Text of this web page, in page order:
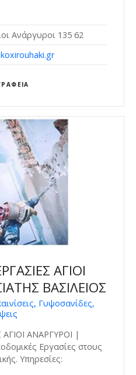
Ανάργυροι 135 62
ΑΓΙΟΙ
ΒΑΣΙΛΕΙΟΣ
Γυψοσανίδες,
ΑΝΑΡΓΥΡΟΙ |
Εργασίες στους
Υπηρεσίες: